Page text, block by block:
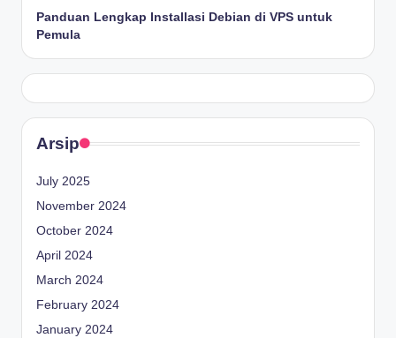
Panduan Lengkap Installasi Debian di VPS untuk
Pemula
Arsip
July 2025
November 2024
October 2024
April 2024
March 2024
February 2024
January 2024